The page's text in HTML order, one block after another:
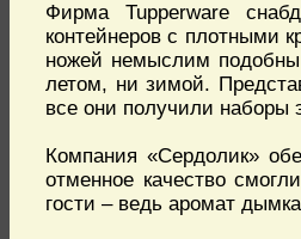
Фирма Tupperware
контейнеров с плотными
ножей немыслим
летом, ни зимой.
все они получили наборы
Компания «Сердолик»
отменное качество
гости – ведь аромат